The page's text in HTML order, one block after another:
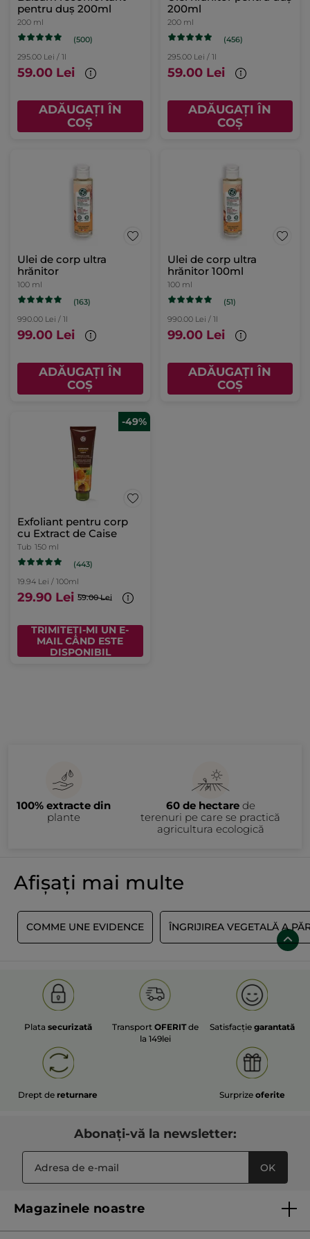
pentru duș 200ml
200 ml
(500)
295.00 Lei / 1l
59.00 Lei
ADĂUGAȚI ÎN
COȘ
200ml
200 ml
(456)
295.00 Lei / 1l
59.00 Lei
ADĂUGAȚI ÎN
COȘ
Ulei de corp ultra
hrănitor
100 ml
(163)
990.00 Lei / 1l
99.00 Lei
ADĂUGAȚI ÎN
COȘ
Ulei de corp ultra
hrănitor 100ml
100 ml
(51)
990.00 Lei / 1l
99.00 Lei
ADĂUGAȚI ÎN
COȘ
-49%
Exfoliant pentru corp
cu Extract de Caise
Tub 150 ml
(443)
19.94 Lei / 100ml
29.90 Lei 59.00 Lei
TRIMITEȚI-MI UN E-
MAIL CÂND ESTE
DISPONIBIL
100% extracte din
plante
60 de hectarede
terenuri pe care se practică
agricultura ecologică
Afișați mai multe
COMME UNE EVIDENCE ÎNGRIJIREA VEGETALĂ A
Plata securizată Transport OFERITde
la 149lei
Satisfacțiegarantată
Drept de returnare Surprize oferite
Abonați-vă la newsletter:
OK
Magazinele noastre